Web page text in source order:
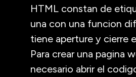
HTML constan de
una con una funcion
tiene aperture y cierre
Para crear una pagina
necesario abrir el